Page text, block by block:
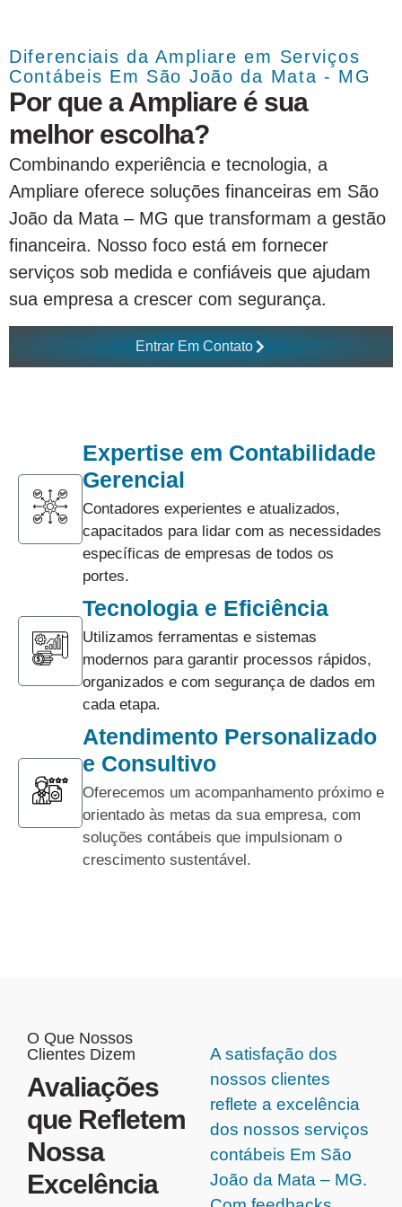
Expertise em Contabilidade
Gerencial
Contadores experientes e atualizados,
capacitados para lidar com as necessidades
específicas de empresas de todos os
portes.
Tecnologia e Eficiência
Utilizamos ferramentas e sistemas
modernos para garantir processos rápidos,
organizados e com segurança de dados em
cada etapa.
Atendimento Personalizado
e Consultivo
Oferecemos um acompanhamento próximo e
orientado às metas da sua empresa, com
soluções contábeis que impulsionam o
crescimento sustentável.
Diferenciais da Ampliare em Serviços
Contábeis Em São João da Mata - MG
Por que a Ampliare é sua
melhor escolha?
Combinando experiência e tecnologia, a
Ampliare oferece soluções financeiras em São
João da Mata – MG que transformam a gestão
financeira. Nosso foco está em fornecer
serviços sob medida e confiáveis que ajudam
sua empresa a crescer com segurança.
Entrar Em Contato
O Que Nossos
Clientes Dizem
Avaliações
que Refletem
Nossa
Excelência
A satisfação dos
nossos clientes
reflete a excelência
dos nossos serviços
contábeis Em São
João da Mata – MG.